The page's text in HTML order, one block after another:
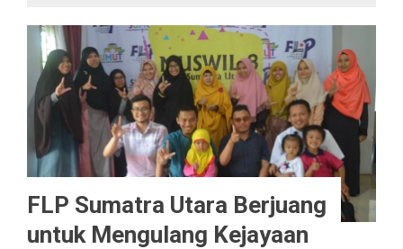
FLP Sumatra Utara Berjuang
untuk Mengulang Kejayaan